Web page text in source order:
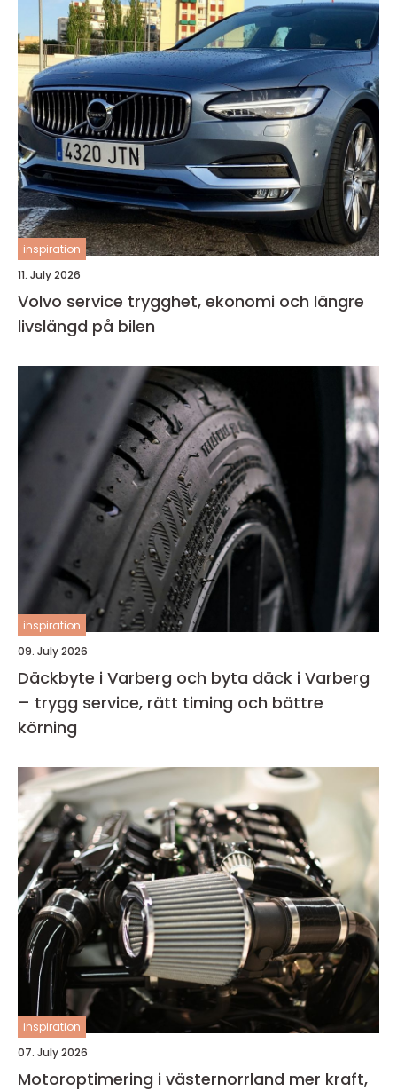
inspiration
11. July 2026
Volvo service trygghet, ekonomi och längre
livslängd på bilen
inspiration
09. July 2026
Däckbyte i Varberg och byta däck i Varberg
– trygg service, rätt timing och bättre
körning
inspiration
07. July 2026
Motoroptimering i västernorrland mer kraft,